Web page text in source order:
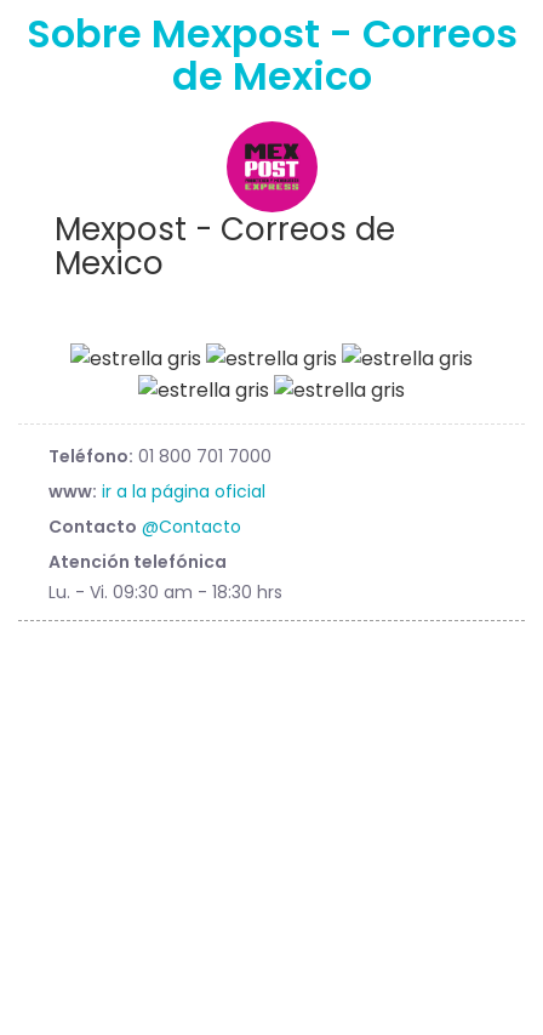
Sobre Mexpost - Correos
de Mexico
Mexpost - Correos de
Mexico
Teléfono: 01 800 701 7000
www: ir a la página oficial
Contacto @Contacto
Atención telefónica
Lu. - Vi. 09:30 am - 18:30 hrs